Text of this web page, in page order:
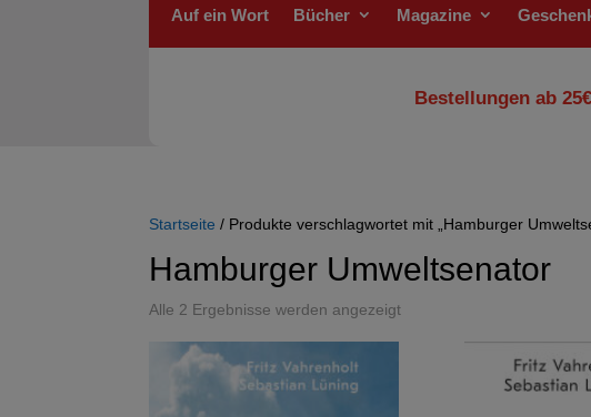
Auf ein Wort Bücher Magazine
Bestellungen ab
Startseite / Produkte verschlagwortet mit „Hamburger
Hamburger Umweltsenator
Alle 2 Ergebnisse werden angezeigt